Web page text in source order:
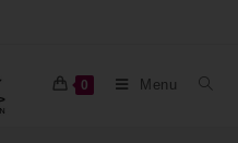
0 Menu